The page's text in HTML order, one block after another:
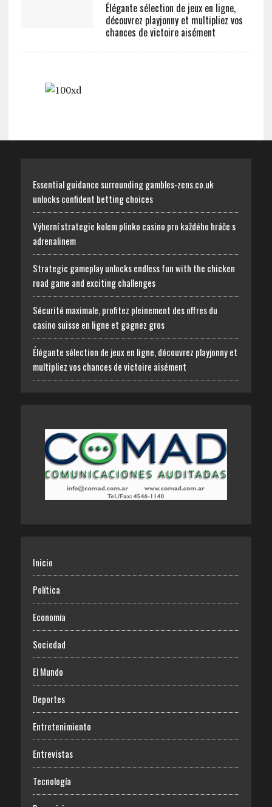
Élégante sélection de jeux en ligne,
découvrez playjonny et multipliez vos
chances de victoire aisément
Essential guidance surrounding gambles-zens.co.uk
unlocks confident betting choices
Výherní strategie kolem plinko casino pro každého hráče s
adrenalinem
Strategic gameplay unlocks endless fun with the chicken
road game and exciting challenges
Sécurité maximale, profitez pleinement des offres du
casino suisse en ligne et gagnez gros
Élégante sélection de jeux en ligne, découvrez playjonny et
multipliez vos chances de victoire aisément
Inicio
Política
Economía
Sociedad
El Mundo
Deportes
Entretenimiento
Entrevistas
Tecnología